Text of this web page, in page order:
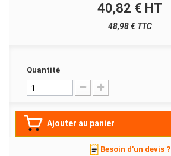
40,82 € HT
48,98 € TTC
Quantité
Ajouter au panier
Besoin d'un devis ?